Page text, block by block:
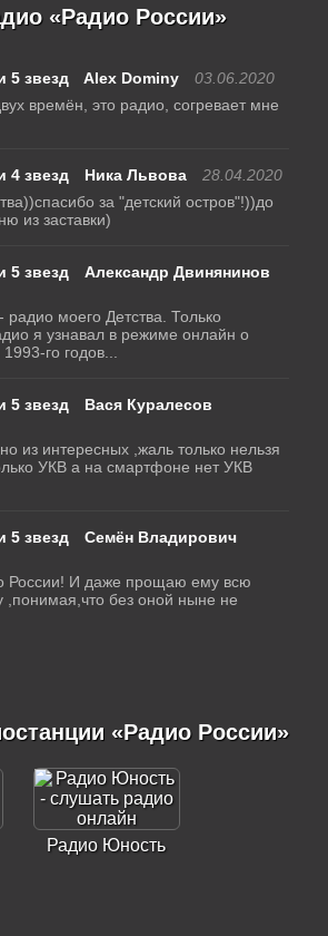
«Радио России»
Alex Dominy
03.06.2020
времён, это радио, согревает мне
Ника Львова
28.04.2020
за "детский остров"!))до
из заставки)
Александр Двинянинов
моего Детства. Только
я узнавал в режиме онлайн о
го годов...
Вася Куралесов
из интересных ,жаль только нельзя
УКВ а на смартфоне нет УКВ
Семён Владирович
России! И даже прощаю ему всю
,понимая,что без оной ныне не
«Радио России»
Радио Юность